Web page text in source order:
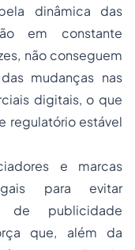
dinâmica das
em constante
não conseguem
mudanças nas
digitais, o que
regulatório estável
e marcas
para evitar
de publicidade
que, além da